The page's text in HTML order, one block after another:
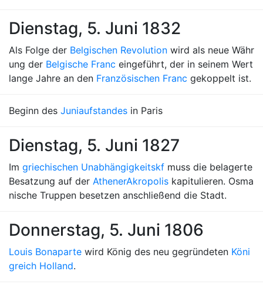
Dienstag, 5. Juni 1832
Als Folge der Belgischen Revolution wird als neue Währ
ung der Belgische Franc eingeführt, der in seinem Wert
lange Jahre an den Französischen Franc gekoppelt ist.
Beginn des Juniaufstandes in Paris
Dienstag, 5. Juni 1827
Im griechischen Unabhängigkeitskf muss die belagerte
Besatzung auf der AthenerAkropolis kapitulieren. Osma
nische Truppen besetzen anschließend die Stadt.
Donnerstag, 5. Juni 1806
Louis Bonaparte wird König des neu gegründeten Köni
greich Holland.